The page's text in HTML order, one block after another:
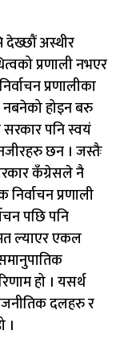
देख्छौं अस्थीर
प्रणाली नभएर
प्रणालीका
होइन बरु
सरकार पनि स्वयं
छन । जस्तैः
कँग्रेसले नै
प्रणाली
पछि पनि
ल्याएर एकल
हो । यसर्थ
दलहरु र
।